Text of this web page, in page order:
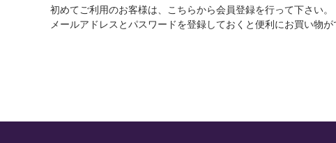
初めてご利用のお客様は、こちらから会員登録を行って下さい。
メールアドレスとパスワードを登録しておくと便利にお買い物が